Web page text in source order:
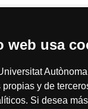
web usa
y de
Si desea
de la excelencia